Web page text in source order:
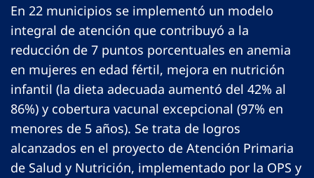
En 22 municipios se implementó un modelo
integral de atención que contribuyó a la
reducción de 7 puntos porcentuales en anemia
en mujeres en edad fértil, mejora en nutrición
infantil (la dieta adecuada aumentó del 42% al
86%) y cobertura vacunal excepcional (97% en
menores de 5 años). Se trata de logros
alcanzados en el proyecto de Atención Primaria
de Salud y Nutrición, implementado por la OPS y